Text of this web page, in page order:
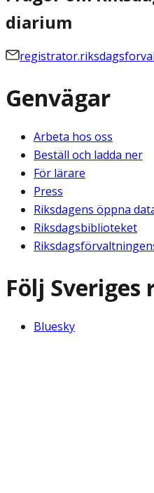
diarium
Genvägar
Arbeta hos oss
Beställ och ladda ner
För lärare
Press
Riksdagens öppna
Riksdagsbiblioteket
Följ Sveriges
Bluesky